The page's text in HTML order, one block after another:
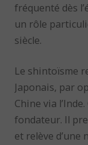
fréquenté dès
un rôle
siècle.
Le shintoïsme
Japonais, par
Chine via
fondateur. Il
et relève d’une